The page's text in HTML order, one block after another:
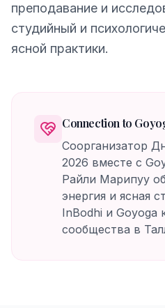
преподавание и
студийный и
ясной практики.
Connection to
Соорганизатор
2026 вместе с
Райли Марипуу
энергия и ясная
InBodhi и Goyoga
сообщества в